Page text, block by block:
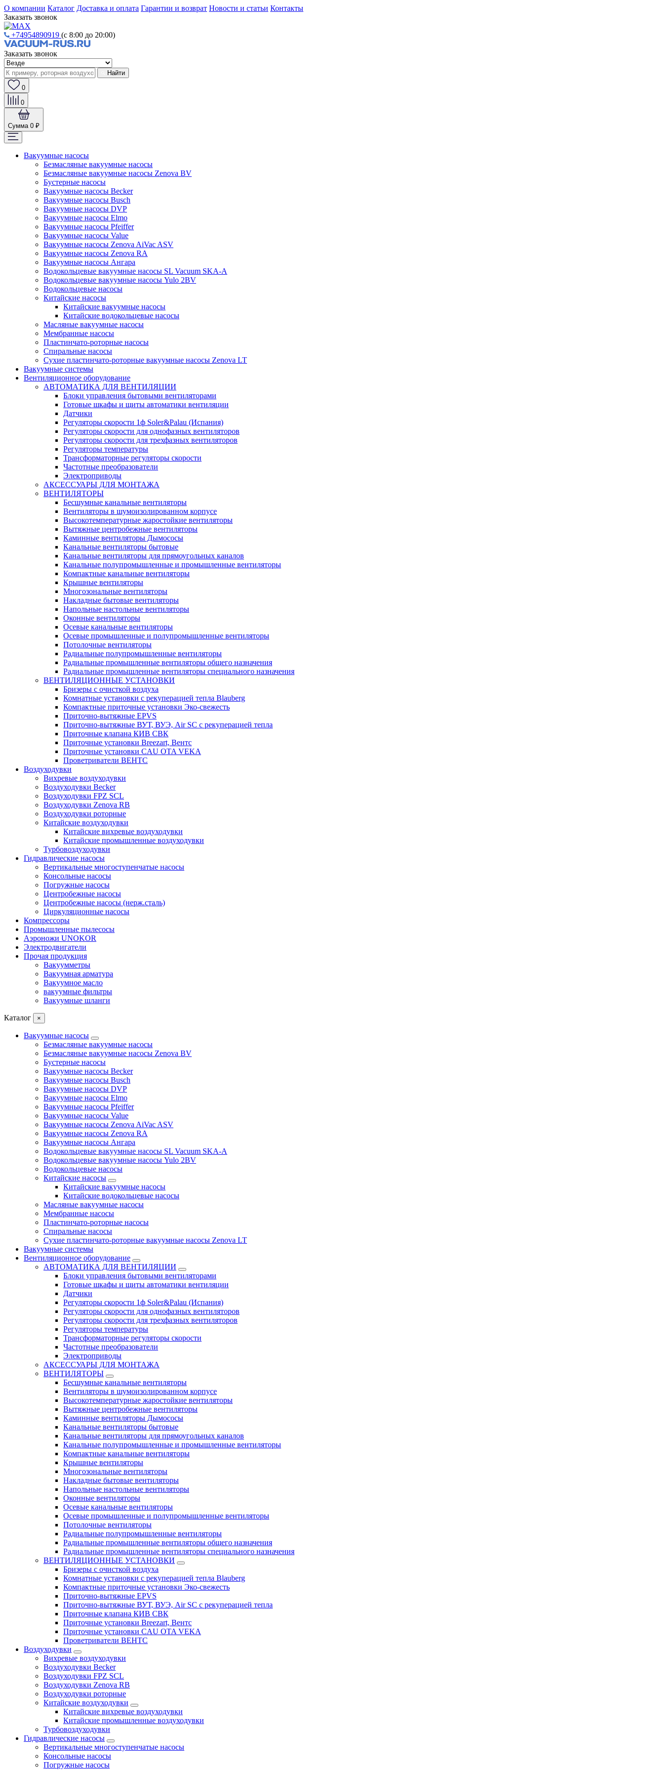
О компании Каталог Доставка и оплата Гарантии и возврат Новости и статьи Контакты
Заказать звонок
+74954890919 (с 8:00 до 20:00)
Заказать звонок
Найти
0
0
Сумма 0 ₽
Вакуумные насосы
Безмасляные вакуумные насосы
Безмасляные вакуумные насосы Zenova BV
Бустерные насосы
Вакуумные насосы Becker
Вакуумные насосы Busch
Вакуумные насосы DVP
Вакуумные насосы Elmo
Вакуумные насосы Pfeiffer
Вакуумные насосы Value
Вакуумные насосы Zenova AiVac ASV
Вакуумные насосы Zenova RA
Вакуумные насосы Ангара
Водокольцевые вакуумные насосы SL Vacuum SKA-A
Водокольцевые вакуумные насосы Yulo 2BV
Водокольцевые насосы
Китайские насосы
Китайские вакуумные насосы
Китайские водокольцевые насосы
Масляные вакуумные насосы
Мембранные насосы
Пластинчато-роторные насосы
Спиральные насосы
Сухие пластинчато-роторные вакуумные насосы Zenova LT
Вакуумные системы
Вентиляционное оборудование
АВТОМАТИКА ДЛЯ ВЕНТИЛЯЦИИ
Блоки управления бытовыми вентиляторами
Готовые шкафы и щиты автоматики вентиляции
Датчики
Регуляторы скорости 1ф Soler&Palau (Испания)
Регуляторы скорости для однофазных вентиляторов
Регуляторы скорости для трехфазных вентиляторов
Регуляторы температуры
Трансформаторные регуляторы скорости
Частотные преобразователи
Электроприводы
АКСЕССУАРЫ ДЛЯ МОНТАЖА
ВЕНТИЛЯТОРЫ
Бесшумные канальные вентиляторы
Вентиляторы в шумоизолированном корпусе
Высокотемпературные жаростойкие вентиляторы
Вытяжные центробежные вентиляторы
Каминные вентиляторы Дымососы
Канальные вентиляторы бытовые
Канальные вентиляторы для прямоугольных каналов
Канальные полупромышленные и промышленные вентиляторы
Компактные канальные вентиляторы
Крышные вентиляторы
Многозональные вентиляторы
Накладные бытовые вентиляторы
Напольные настольные вентиляторы
Оконные вентиляторы
Осевые канальные вентиляторы
Осевые промышленные и полупромышленные вентиляторы
Потолочные вентиляторы
Радиальные полупромышленные вентиляторы
Радиальные промышленные вентиляторы общего назначения
Радиальные промышленные вентиляторы специального назначения
ВЕНТИЛЯЦИОННЫЕ УСТАНОВКИ
Бризеры с очисткой воздуха
Комнатные установки с рекуперацией тепла Blauberg
Компактные приточные установки Эко-свежесть
Приточно-вытяжные EPVS
Приточно-вытяжные ВУТ, ВУЭ, Air SC с рекуперацией тепла
Приточные клапана КИВ СВК
Приточные установки Breezart, Вентс
Приточные установки CAU OTA VEKA
Проветриватели ВЕНТС
Воздуходувки
Вихревые воздуходувки
Воздуходувки Becker
Воздуходувки FPZ SCL
Воздуходувки Zenova RB
Воздуходувки роторные
Китайские воздуходувки
Китайские вихревые воздуходувки
Китайские промышленные воздуходувки
Турбовоздуходувки
Гидравлические насосы
Вертикальные многоступенчатые насосы
Консольные насосы
Погружные насосы
Центробежные насосы
Центробежные насосы (нерж.сталь)
Циркуляционные насосы
Компрессоры
Промышленные пылесосы
Аэроножи UNOKOR
Электродвигатели
Прочая продукция
Вакуумметры
Вакуумная арматура
Вакуумное масло
вакуумные фильтры
Вакуумные шланги
Каталог ×
Вакуумные насосы
Безмасляные вакуумные насосы
Безмасляные вакуумные насосы Zenova BV
Бустерные насосы
Вакуумные насосы Becker
Вакуумные насосы Busch
Вакуумные насосы DVP
Вакуумные насосы Elmo
Вакуумные насосы Pfeiffer
Вакуумные насосы Value
Вакуумные насосы Zenova AiVac ASV
Вакуумные насосы Zenova RA
Вакуумные насосы Ангара
Водокольцевые вакуумные насосы SL Vacuum SKA-A
Водокольцевые вакуумные насосы Yulo 2BV
Водокольцевые насосы
Китайские насосы
Китайские вакуумные насосы
Китайские водокольцевые насосы
Масляные вакуумные насосы
Мембранные насосы
Пластинчато-роторные насосы
Спиральные насосы
Сухие пластинчато-роторные вакуумные насосы Zenova LT
Вакуумные системы
Вентиляционное оборудование
АВТОМАТИКА ДЛЯ ВЕНТИЛЯЦИИ
Блоки управления бытовыми вентиляторами
Готовые шкафы и щиты автоматики вентиляции
Датчики
Регуляторы скорости 1ф Soler&Palau (Испания)
Регуляторы скорости для однофазных вентиляторов
Регуляторы скорости для трехфазных вентиляторов
Регуляторы температуры
Трансформаторные регуляторы скорости
Частотные преобразователи
Электроприводы
АКСЕССУАРЫ ДЛЯ МОНТАЖА
ВЕНТИЛЯТОРЫ
Бесшумные канальные вентиляторы
Вентиляторы в шумоизолированном корпусе
Высокотемпературные жаростойкие вентиляторы
Вытяжные центробежные вентиляторы
Каминные вентиляторы Дымососы
Канальные вентиляторы бытовые
Канальные вентиляторы для прямоугольных каналов
Канальные полупромышленные и промышленные вентиляторы
Компактные канальные вентиляторы
Крышные вентиляторы
Многозональные вентиляторы
Накладные бытовые вентиляторы
Напольные настольные вентиляторы
Оконные вентиляторы
Осевые канальные вентиляторы
Осевые промышленные и полупромышленные вентиляторы
Потолочные вентиляторы
Радиальные полупромышленные вентиляторы
Радиальные промышленные вентиляторы общего назначения
Радиальные промышленные вентиляторы специального назначения
ВЕНТИЛЯЦИОННЫЕ УСТАНОВКИ
Бризеры с очисткой воздуха
Комнатные установки с рекуперацией тепла Blauberg
Компактные приточные установки Эко-свежесть
Приточно-вытяжные EPVS
Приточно-вытяжные ВУТ, ВУЭ, Air SC с рекуперацией тепла
Приточные клапана КИВ СВК
Приточные установки Breezart, Вентс
Приточные установки CAU OTA VEKA
Проветриватели ВЕНТС
Воздуходувки
Вихревые воздуходувки
Воздуходувки Becker
Воздуходувки FPZ SCL
Воздуходувки Zenova RB
Воздуходувки роторные
Китайские воздуходувки
Китайские вихревые воздуходувки
Китайские промышленные воздуходувки
Турбовоздуходувки
Гидравлические насосы
Вертикальные многоступенчатые насосы
Консольные насосы
Погружные насосы